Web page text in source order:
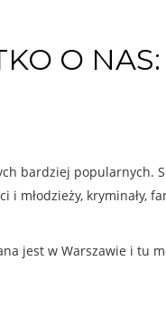
O NAS:
bardziej popularnych.
jest w Warszawie i tu